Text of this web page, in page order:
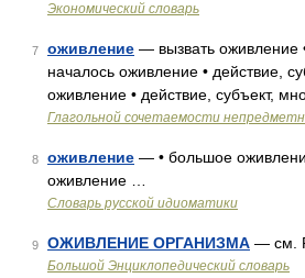
Экономический словарь
7 оживление — вызвать оживление
началось оживление • действие,
оживление • действие, субъект,
Глагольной сочетаемости
8 оживление — • большое
оживление …
Словарь русской идиоматики
9 ОЖИВЛЕНИЕ ОРГАНИЗМА — см.
Большой Энциклопедический словарь